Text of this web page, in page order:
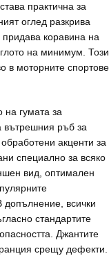
практична за
оглед разкрива
коравина на
на минимум. Този
в моторните спортове
на гумата за
вътрешния ръб за
акценти за
специално за всяко
вид, оптимален
допълнение, всички
стандартите
Джантите
срещу дефекти.